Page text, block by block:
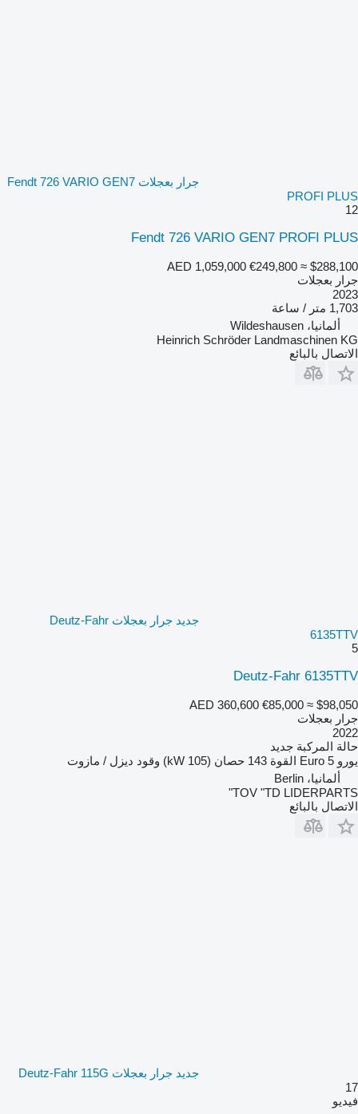
جرار بعجلات Fendt 726 VARIO GEN7
PROFI PLUS
12
Fendt 726 VARIO GEN7 PROFI PLUS
AED 1,059,000 €249,800 ≈ $288,100
جرار بعجلات
2023
1,703 متر / ساعة
ألمانيا، Wildeshausen
Heinrich Schröder Landmaschinen KG
الاتصال بالبائع
جديد جرار بعجلات Deutz-Fahr
6135TTV
5
Deutz-Fahr 6135TTV
AED 360,600 €85,000 ≈ $98,050
جرار بعجلات
2022
حالة المركبة جديد
يورو Euro 5 القوة 143 حصان (105 kW) وقود ديزل / مازوت
ألمانيا، Berlin
TOV "TD LIDERPARTS"
الاتصال بالبائع
جديد جرار بعجلات Deutz-Fahr 115G
17
فيديو